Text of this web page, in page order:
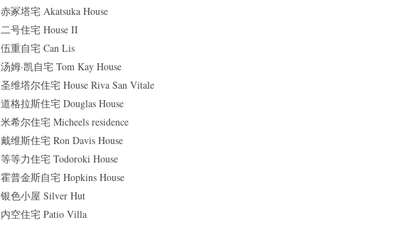
赤冢塔宅 Akatsuka House
二号住宅 House II
伍重自宅 Can Lis
汤姆·凯自宅 Tom Kay House
圣维塔尔住宅 House Riva San Vitale
道格拉斯住宅 Douglas House
米希尔住宅 Micheels residence
戴维斯住宅 Ron Davis House
等等力住宅 Todoroki House
霍普金斯自宅 Hopkins House
银色小屋 Silver Hut
内空住宅 Patio Villa